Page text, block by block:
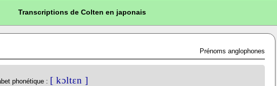
Transcriptions de Colten en japonais
Prénoms anglophones
phonétique : [ kɔltɛn ]